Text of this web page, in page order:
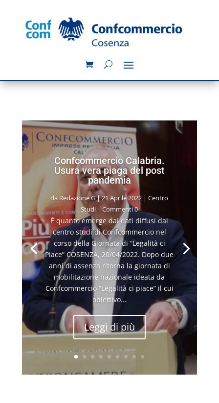
Confcommercio Calabria.
Usura vera piaga del post
pandemia
daRedazione G|21 Aprile 2022 |Centro
Studi | Commenti 0
È quanto emerge dai dati diffusi dal
centro studi di Confcommercio nel
corso della Giornata di “Legalità ci
Piace” COSENZA, 20/04/2022. Dopo due
anni di assenza ritorna la giornata di
mobilitazione nazionale ideata da
Confcommercio “Legalità ci piace” il cui
obiettivo...
Leggi di più